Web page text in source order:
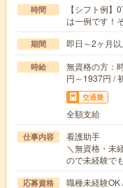
時間
【シフト例
は一例です！
期間 即日～2ヶ月以
時給
無資格の方：
円～1937円 /
交通費
全額支給
仕事内容
看護助手
＼無資格・未
ので未経験で
応募資格
職種未経験OK